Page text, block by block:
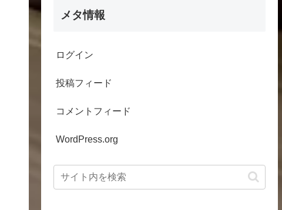
メタ情報
ログイン
投稿フィード
コメントフィード
WordPress.org